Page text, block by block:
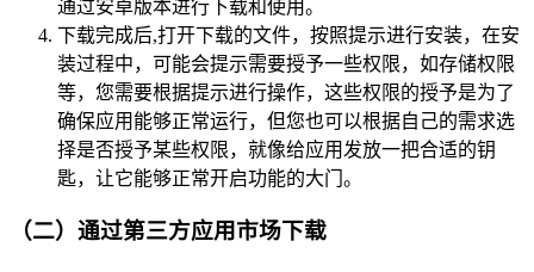
通过安卓版本进行下载和使用。
下载完成后,打开下载的文件，按照提示进行安装，在安
装过程中，可能会提示需要授予一些权限，如存储权限
等，您需要根据提示进行操作，这些权限的授予是为了
确保应用能够正常运行，但您也可以根据自己的需求选
择是否授予某些权限，就像给应用发放一把合适的钥
匙，让它能够正常开启功能的大门。
（二）通过第三方应用市场下载